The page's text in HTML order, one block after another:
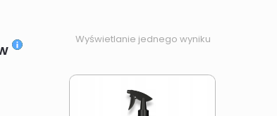
Wyświetlanie jednego wyniku